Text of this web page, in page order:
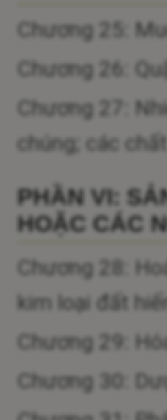
Chương 25:
Chương 26:
Chương 27:
chúng; các
PHẦN VI:
HOẶC CÁC
Chương 28:
kim loại đất
Chương 29:
Chương 30: